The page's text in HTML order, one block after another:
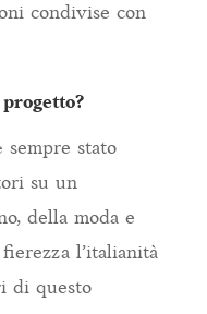
condivise con
sempre stato
su un
della moda e
l’italianità
di questo